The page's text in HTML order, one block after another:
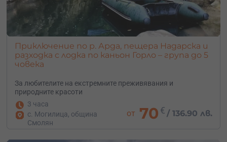
Приключение по р. Арда, пещера Надарска и
разходка с лодка по каньон Горло – група до 5
човека
За любителите на екстремните преживявания и
природните красоти
3 часа
с. Могилица, община
Смолян
от 70 € / 136.90 лв.